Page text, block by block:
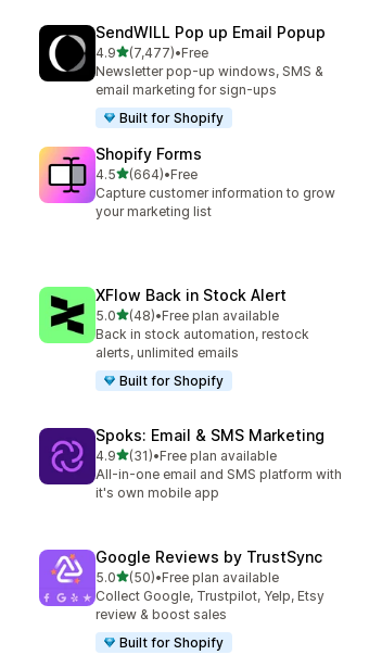
SendWILL Pop up Email Popup
4.9滿分 5 顆星
(7,477)
共有 7477 則評價
•Free
Newsletter pop-up windows, SMS &
email marketing for sign-ups
Built for Shopify
Shopify Forms
4.5滿分 5 顆星
(664)
共有 664 則評價
•Free
Capture customer information to grow
your marketing list
XFlow Back in Stock Alert
5.0滿分 5 顆星
(48)
共有 48 則評價
•Free plan available
Back in stock automation, restock
alerts, unlimited emails
Built for Shopify
Spoks: Email & SMS Marketing
4.9滿分 5 顆星
(31)
共有 31 則評價
•Free plan available
All-in-one email and SMS platform with
it's own mobile app
Google Reviews by TrustSync
5.0滿分 5 顆星
(50)
共有 50 則評價
•Free plan available
Collect Google, Trustpilot, Yelp, Etsy
review & boost sales
Built for Shopify